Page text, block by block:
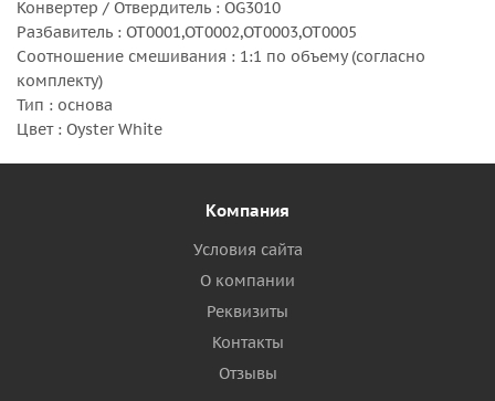
Конвертер / Отвердитель : OG3010
Разбавитель : OT0001,OT0002,OT0003,OT0005
Соотношение смешивания : 1:1 по объему (согласно
комплекту)
Тип : основа
Цвет : Oyster White
Компания
Условия сайта
О компании
Реквизиты
Контакты
Отзывы